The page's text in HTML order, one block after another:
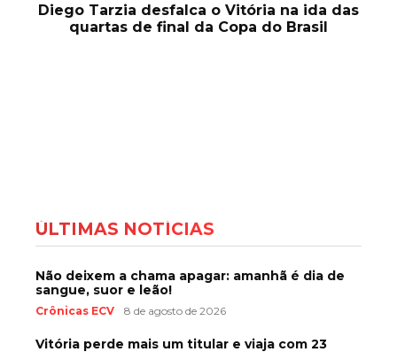
Diego Tarzia desfalca o Vitória na ida das
quartas de final da Copa do Brasil
ÚLTIMAS NOTÍCIAS
Não deixem a chama apagar: amanhã é dia de
sangue, suor e leão!
Crônicas ECV 8 de agosto de 2026
Vitória perde mais um titular e viaja com 23